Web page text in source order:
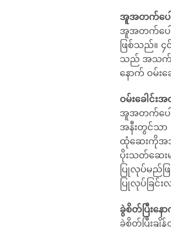
အူအတက်ပေါ
အူအတက်ပေါ
ဖြစ်သည်။ ၄
သည် အသက်သ
နောက် ဝမ်း
ဝမ်းခေါင်း
အူအတက်ပေါ
အနီးတွင်သာ
ထုံဆေးကိုအသုံ
ပိုးသတ်ဆေးမ
ပြုလုပ်မည်ဖ
ပြုလုပ်ခြင်
ခွဲစိတ်ပြီးနေ
ခွဲစိတ်ပြီးခ